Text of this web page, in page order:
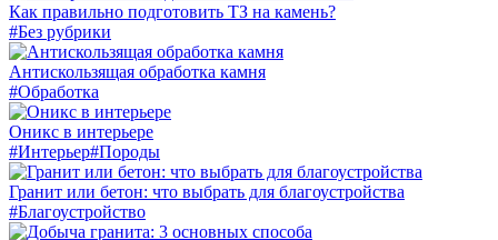
Как правильно подготовить ТЗ на камень?
#Без рубрики
Антискользящая обработка камня
#Обработка
Оникс в интерьере
#Интерьер#Породы
Гранит или бетон: что выбрать для благоустройства
#Благоустройство